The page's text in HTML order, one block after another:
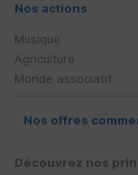
Nos actions
Musique
Agriculture
Monde associatif
Nos offres
Découvrez nos